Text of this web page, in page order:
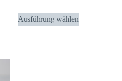
Ausführung wählen
Dieses
Produkt